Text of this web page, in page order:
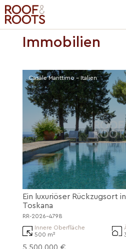
Immobilien
Casale Marittimo - Italien
Ein luxuriöser Rückzugsort
Toskana
RR-2026-4798
Innere Oberfläche
500 m²